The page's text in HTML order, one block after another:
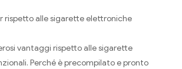
rispetto alle sigarette elettroniche
vantaggi rispetto alle sigarette
Perché è precompilato e pronto